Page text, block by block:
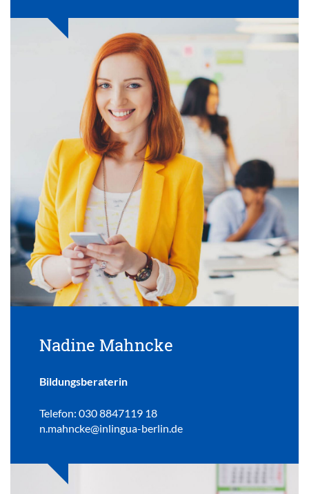
Nadine Mahncke
Bildungsberaterin
Telefon: 030 8847119 18
n.mahncke@inlingua-berlin.de